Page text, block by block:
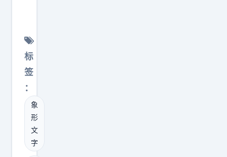
城
玛
雅
明
并
非
只
有
标
签
：
象
形
文
字